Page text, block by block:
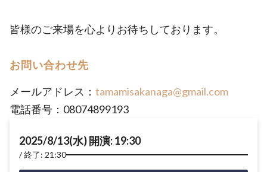
皆様のご来場を心よりお待ちしております。
お問い合わせ先
メールアドレス： tamamisakanaga@gmail.com
電話番号：08074899193
2025/8/13(水) 開演: 19:30
終了: 21:30